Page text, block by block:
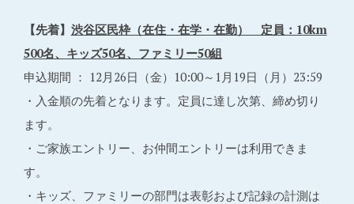
【先着】 渋谷区民枠（在住・在学・在勤） 定員：10km
500名、キッズ50名、ファミリー50組
申込期間 ： 12月26日（金）10:00～1月19日（月）23:59
・入金順の先着となります。定員に達し次第、締め切り
ます。
・ご家族エントリー、お仲間エントリーは利用できま
す。
・キッズ、ファミリーの部門は表彰および記録の計測は